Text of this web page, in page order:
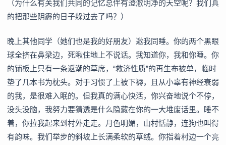
（为什么有关我们共同的记忆总伴有澄澈明净的天空呢？我们真
的把那些阴霾的日子躲过去了吗？）
晚上其他同学（她们也是我的好朋友）邀我同睡。你的两个黑眼
球全挤在鼻梁边，死瞅住地上不说话。我知道你，我和你睡。你
的铺板上只有一条返潮的草席，“救济性质”的再生布被单，临时
垫了几本书为枕头。对于习惯了上被下褥，且从小辜有神经衰弱
的我，是很难入眠的。但我真的满心快活，你兴奋地说个不停，
没头没脑，我努力要猜透是什么隐藏在你的一大堆废话里。睡不
着，你拉我起来到村外走走。月色明媚，山村恬静，连狗也叫得
有韵味。我们举步的斜坡上长满柔软的草绒。你指着村边一个亮